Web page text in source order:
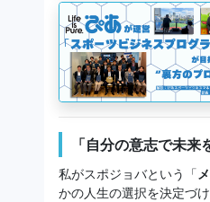
「自分の意志で未
私がスポジョバという「
かの人生の選択を決定づ